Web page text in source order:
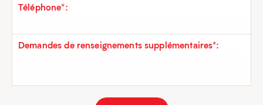
Téléphone*:
Demandes de renseignements supplémentaires*: